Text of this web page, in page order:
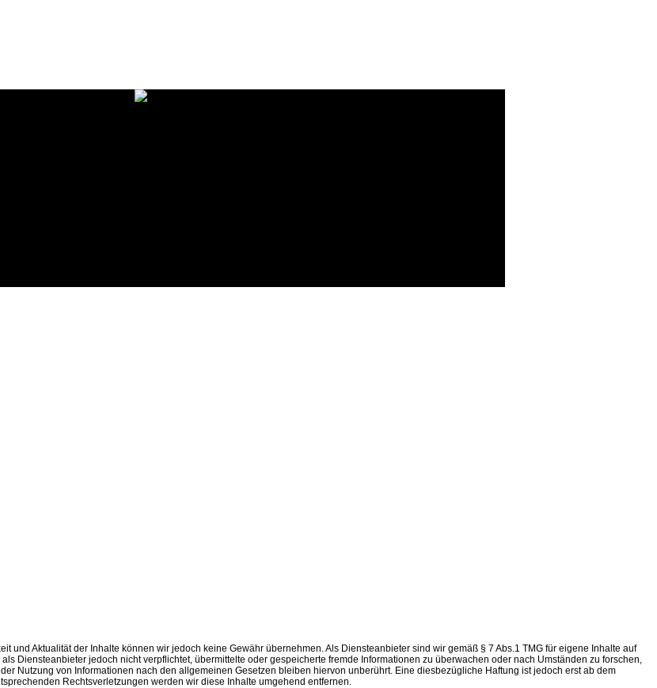
und Aktualität der Inhalte können wir jedoch keine Gewähr übernehmen. Als Diensteanbieter sind wir gemäß § 7 Abs.1 TMG für eigene Inhalte auf
Diensteanbieter jedoch nicht verpflichtet, übermittelte oder gespeicherte fremde Informationen zu überwachen oder nach Umständen zu forschen,
Nutzung von Informationen nach den allgemeinen Gesetzen bleiben hiervon unberührt. Eine diesbezügliche Haftung ist jedoch erst ab dem
Rechtsverletzungen werden wir diese Inhalte umgehend entfernen.